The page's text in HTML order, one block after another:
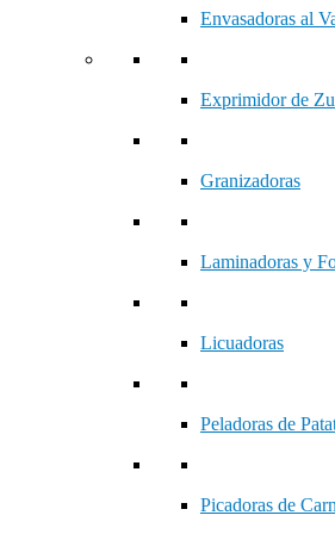
Envasadoras al
Exprimidor de
Granizadoras
Laminadoras y
Licuadoras
Peladoras de
Picadoras de